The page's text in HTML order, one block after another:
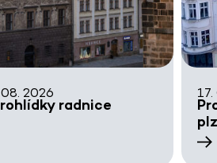
2026
radnice